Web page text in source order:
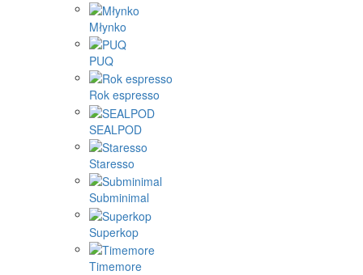
Młynko
PUQ
Rok espresso
SEALPOD
Staresso
Subminimal
Superkop
Timemore